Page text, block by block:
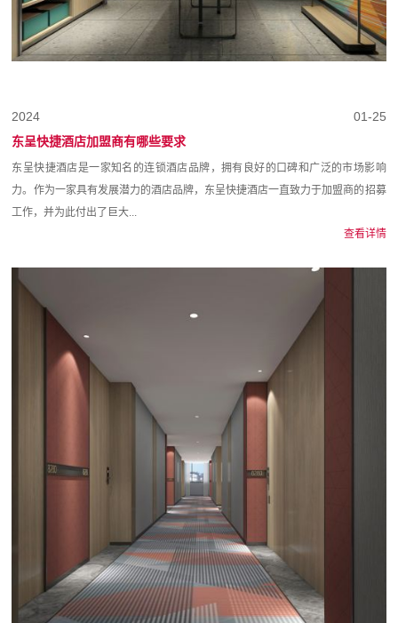
01-25
2024
东呈快捷酒店加盟商有哪些要求
东呈快捷酒店是一家知名的连锁酒店品牌，拥有良好的口碑和广泛的市场影响
力。作为一家具有发展潜力的酒店品牌，东呈快捷酒店一直致力于加盟商的招募
工作，并为此付出了巨大...
查看详情